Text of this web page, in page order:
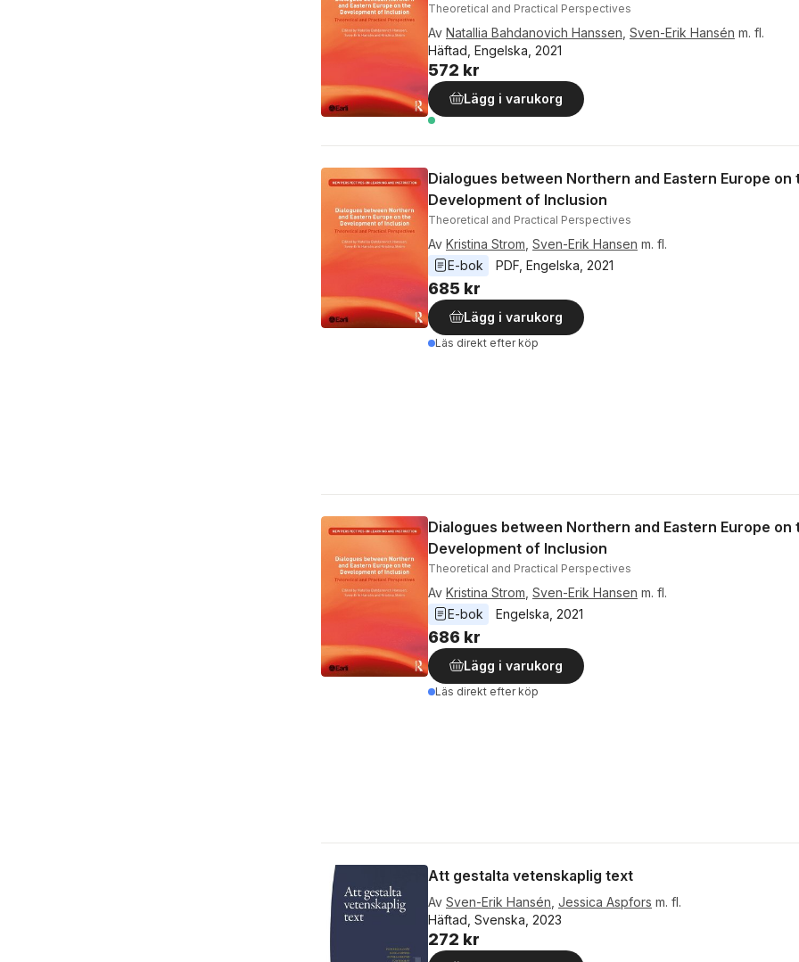
Theoretical and Practical Perspectives
Av Natallia Bahdanovich Hanssen Sven-Erik Hansén m. fl.
Häftad, Engelska, 2021
572 kr
Lägg i varukorg
Dialogues between Northern and Eastern Europe on
Development of Inclusion
Theoretical and Practical Perspectives
Av Kristina Strom Sven-Erik Hansen m. fl.
E-bok
PDF Engelska 2021
685 kr
Lägg i varukorg
Läs direkt efter köp
Dialogues between Northern and Eastern Europe on
Development of Inclusion
Theoretical and Practical Perspectives
Av Kristina Strom Sven-Erik Hansen m. fl.
E-bok
Engelska 2021
686 kr
Lägg i varukorg
Läs direkt efter köp
Att gestalta vetenskaplig text
Av Sven-Erik Hansén Jessica Aspfors m. fl.
Häftad, Svenska, 2023
272 kr